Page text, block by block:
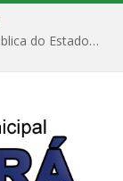
Câmara Municipal de Acará e Defensoria Pública do Estado, promovem Ação Balcão de Direitos